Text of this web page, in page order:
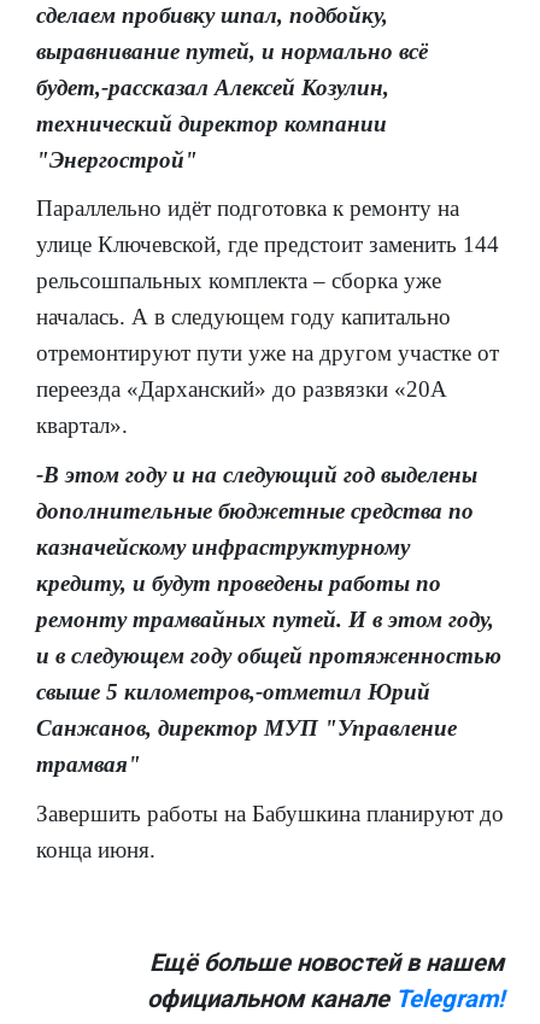
сделаем пробивку шпал, подбойку,
выравнивание путей, и нормально всё
будет,-рассказал Алексей Козулин,
технический директор компании
"Энергострой"
Параллельно идёт подготовка к ремонту на
улице Ключевской, где предстоит заменить 144
рельсошпальных комплекта – сборка уже
началась. А в следующем году капитально
отремонтируют пути уже на другом участке от
переезда «Дарханский» до развязки «20А
квартал».
-В этом году и на следующий год выделены
дополнительные бюджетные средства по
казначейскому инфраструктурному
кредиту, и будут проведены работы по
ремонту трамвайных путей. И в этом году,
и в следующем году общей протяженностью
свыше 5 километров,-отметил Юрий
Санжанов, директор МУП "Управление
трамвая"
Завершить работы на Бабушкина планируют до
конца июня.
Ещё больше новостей в нашем
официальном канале Telegram!